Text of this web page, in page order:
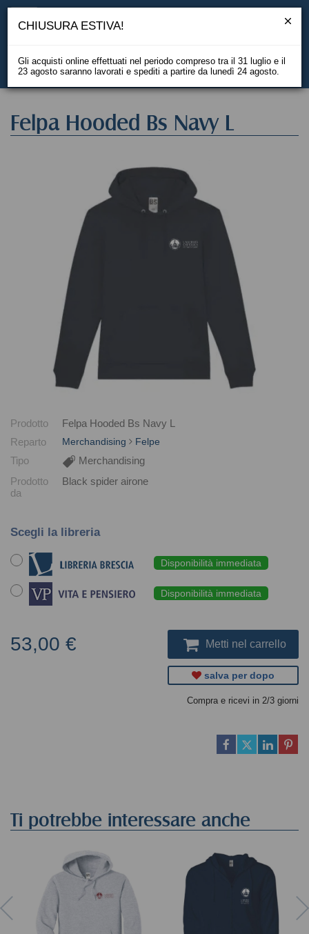
EN
Felpa Hooded Bs Navy L
Prodotto
Felpa Hooded Bs Navy L
Reparto
Merchandising Felpe
Tipo
Merchandising
Prodotto
da
Black spider airone
Scegli la libreria
Disponibilità immediata
Disponibilità immediata
53,00 € Metti nel carrello
salva per dopo
Compra e ricevi in 2/3 giorni
Ti potrebbe interessare anche
CHIUSURA ESTIVA!
Gli acquisti online effettuati nel periodo compreso tra il 31 luglio e il
23 agosto saranno lavorati e spediti a partire da lunedì 24 agosto.